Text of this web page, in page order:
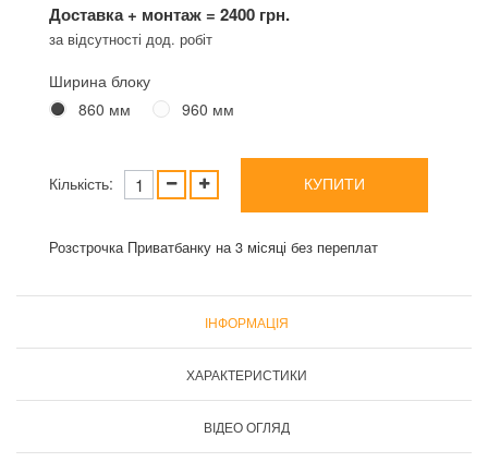
Доставка + монтаж = 2400 грн.
за відсутності дод. робіт
Ширина блоку
860 мм
960 мм
Кількість: КУПИТИ
Розстрочка Приватбанку на 3 місяці без переплат
ІНФОРМАЦІЯ
ХАРАКТЕРИСТИКИ
ВІДЕО ОГЛЯД